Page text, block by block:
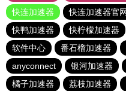
快连加速器
快连加速器官
快鸭加速器
快柠檬加速器
软件中心
番石榴加速器
anyconnect
银河加速器
橘子加速器
荔枝加速器